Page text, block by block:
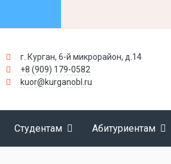
г. Курган, 6-й микрорайон, д.14
+8 (909) 179-0582
kuor@kurganobl.ru
Студентам Абитуриентам